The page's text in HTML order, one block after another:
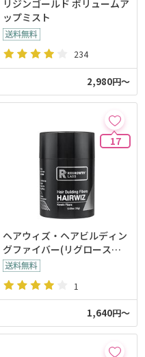
リジンゴールド ボリュームア
ップミスト
234
2,980円～
17
ヘアウィズ・ヘアビルディン
グファイバー(リグロースラ
ボ)
1
1,640円～